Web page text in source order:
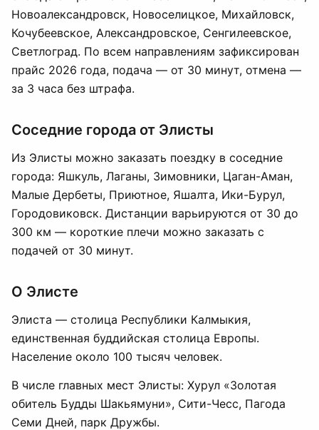
Новоалександровск, Новоселицкое, Михайловск,
Кочубеевское, Александровское, Сенгилеевское,
Светлоград. По всем направлениям зафиксирован
прайс 2026 года, подача — от 30 минут, отмена —
за 3 часа без штрафа.
Соседние города от Элисты
Из Элисты можно заказать поездку в соседние
города: Яшкуль, Лаганы, Зимовники, Цаган-Аман,
Малые Дербеты, Приютное, Яшалта, Ики-Бурул,
Городовиковск. Дистанции варьируются от 30 до
300 км — короткие плечи можно заказать с
подачей от 30 минут.
О Элисте
Элиста — столица Республики Калмыкия,
единственная буддийская столица Европы.
Население около 100 тысяч человек.
В числе главных мест Элисты: Хурул «Золотая
обитель Будды Шакьямуни», Сити-Чесс, Пагода
Семи Дней, парк Дружбы.